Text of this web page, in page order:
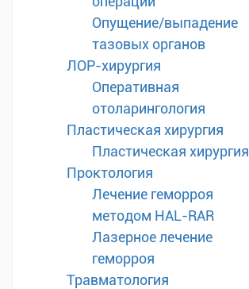
Опущение/выпадение
тазовых органов
ЛОР-хирургия
Оперативная
отоларингология
Пластическая хирургия
Пластическая хирургия
Проктология
Лечение геморроя
методом HAL-RAR
Лазерное лечение
геморроя
Травматология